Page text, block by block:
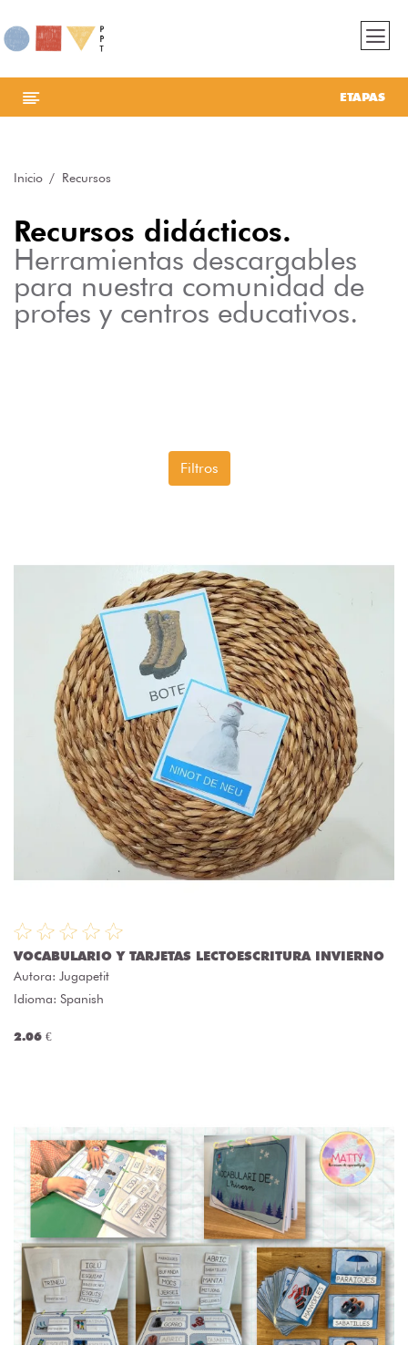
ETAPAS
Inicio Recursos
Recursos didácticos.
Herramientas descargables
para nuestra comunidad de
profes y centros educativos.
Filtros
VOCABULARIO Y TARJETAS LECTOESCRITURA INVIERNO
Autora: Jugapetit
Idioma: Spanish
2.06 €